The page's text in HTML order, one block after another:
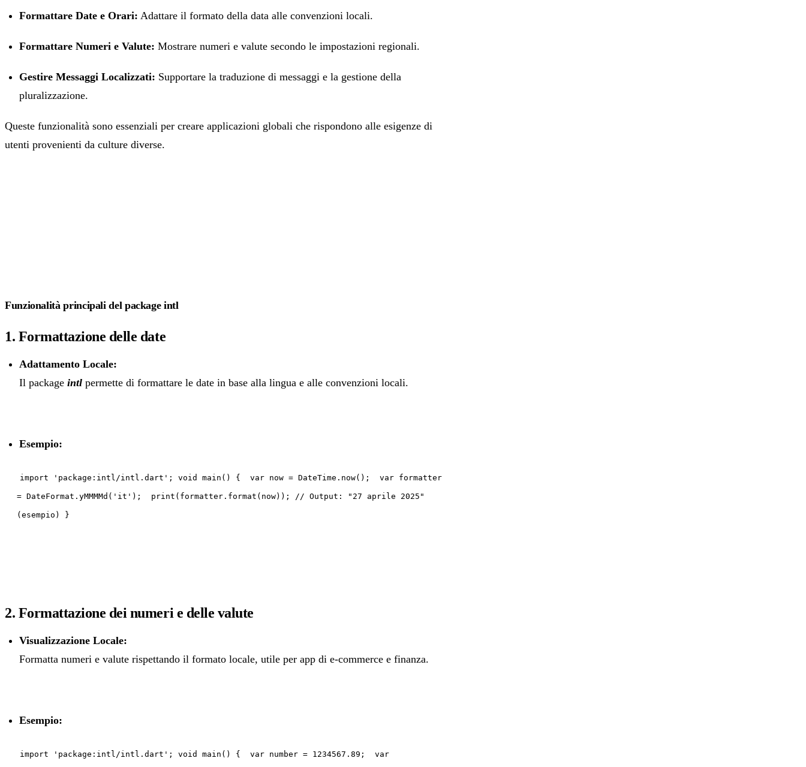
Formattare Date e Orari: Adattare il formato della data alle convenzioni locali.
Formattare Numeri e Valute: Mostrare numeri e valute secondo le impostazioni regionali.
Gestire Messaggi Localizzati: Supportare la traduzione di messaggi e la gestione della
pluralizzazione.
Queste funzionalità sono essenziali per creare applicazioni globali che rispondono alle esigenze di
utenti provenienti da culture diverse.
Funzionalità principali del package intl
1. Formattazione delle date
Adattamento Locale:
Il package intl permette di formattare le date in base alla lingua e alle convenzioni locali.
Esempio:
import 'package:intl/intl.dart'; void main() { var now = DateTime.now(); var formatter
= DateFormat.yMMMMd('it'); print(formatter.format(now)); // Output: "27 aprile 2025"
(esempio) }
2. Formattazione dei numeri e delle valute
Visualizzazione Locale:
Formatta numeri e valute rispettando il formato locale, utile per app di e-commerce e finanza.
Esempio:
import 'package:intl/intl.dart'; void main() { var number = 1234567.89; var